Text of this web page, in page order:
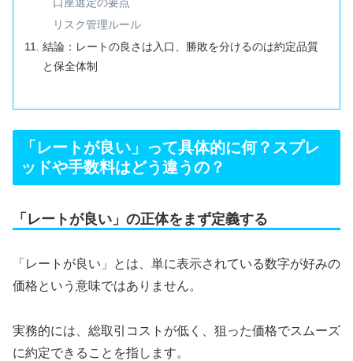
口座選定の要点
リスク管理ルール
結論：レートの良さは入口、勝敗を分けるのは約定品質
と保全体制
「レートが良い」って具体的に何？スプレ
ッドや手数料はどう違うの？
「レートが良い」の正体をまず定義する
「レートが良い」とは、単に表示されている数字が好みの
価格という意味ではありません。
実務的には、総取引コストが低く、狙った価格でスムーズ
に約定できることを指します。